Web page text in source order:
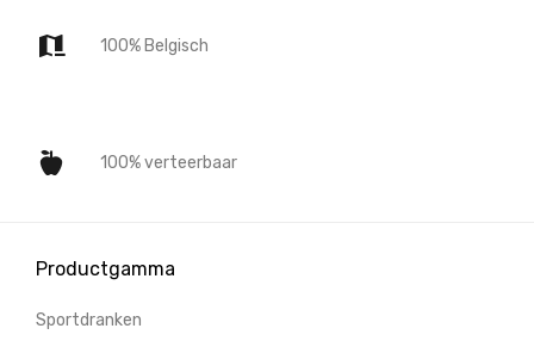
100% Belgisch
100% verteerbaar
Productgamma
Sportdranken